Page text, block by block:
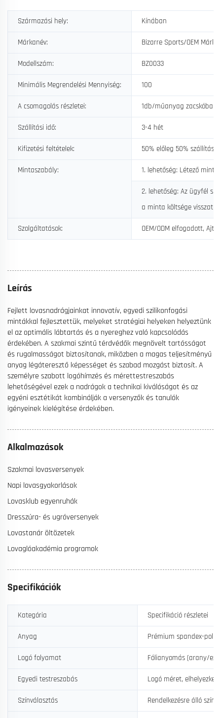
Származási hely: Kínában
Márkanév: Bizarre Sports/OEM Márka
Modellszám: BZ0033
Minimális Megrendelési Mennyiség: 100
A csomagolás részletei: 1db/műanyag zacskóban
Szállítási idő: 3-4 hét
Kifizetési feltételek: 50% előleg 50% szállítás
Mintaszabály: 1. lehetőség: Létező
2. lehetőség: Az ügyfél
a minta költsége
Szolgáltatások: OEM/ODM elfogadott,
Leírás
Fejlett lovasnadrágjainkat innovatív, egyedi szilikonfogási
mintákkal fejlesztettük, melyeket stratégiai helyeken helyeztünk
el az optimális lábtartás és a nyereghez való kapcsolódás
érdekében. A szakmai szintű térdvédők megnövelt tartósságot
és rugalmasságot biztosítanak, miközben a magas teljesítményű
anyag légáteresztő képességet és szabad mozgást biztosít. A
személyre szabott logóhímzés és mérettestreszabás
lehetőségével ezek a nadrágok a technikai kiválóságot és az
egyéni esztétikát kombinálják a versenyzők és tanulók
igényeinek kielégítése érdekében.
Alkalmazások
Szakmai lovasversenyek
Napi lovasgyakorlások
Lovasklub egyenruhák
Dresszúra- és ugróversenyek
Lovastanár öltözetek
Lovaglóakadémia programok
Specifikációk
Kategória Specifikáció részletei
Anyag Prémium spandex-
Logó folyamat Fólianyomás (arany/
Egyedi testreszabás Logó méret,
Színválasztás Rendelkezésre álló